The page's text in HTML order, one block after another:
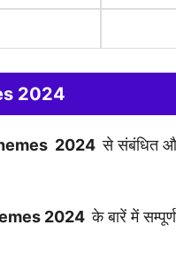
2024
2024से संबंधित
2024के बारें में